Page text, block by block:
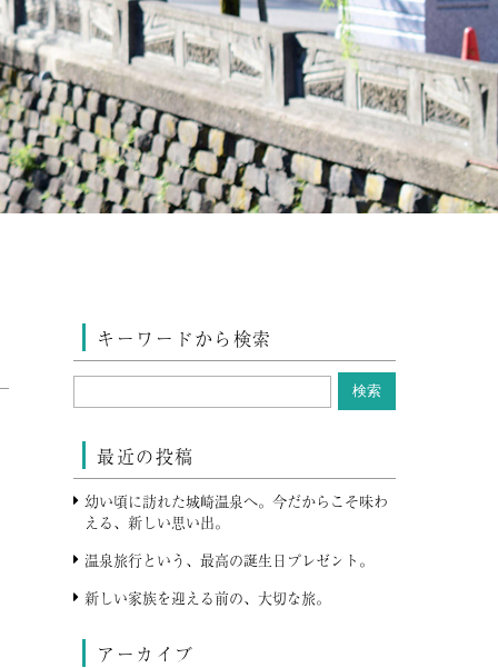
キーワードから検索
最近の投稿
幼い頃に訪れた城崎温泉へ。今だからこそ味わ
える、新しい思い出。
温泉旅行という、最高の誕生日プレゼント。
新しい家族を迎える前の、大切な旅。
アーカイブ